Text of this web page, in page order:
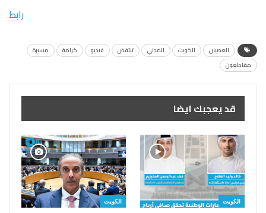
رابط
العصيان الكويت المدني تنتفض فيديو كرامة
مسيرة
مقاطعون
قد يعجبك ايضا
الكويت الكويت